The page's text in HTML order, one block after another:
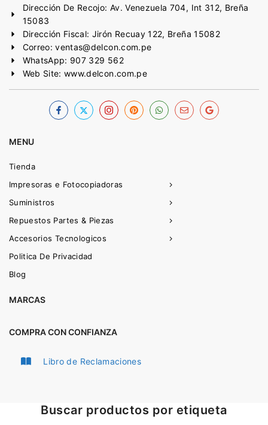
Dirección De Recojo: Av. Venezuela 704, Int 312, Breña
15083
Dirección Fiscal: Jirón Recuay 122, Breña 15082
Correo: ventas@delcon.com.pe
WhatsApp: 907 329 562
Web Site: www.delcon.com.pe
MENU
Tienda
Impresoras e Fotocopiadoras
Suministros
Repuestos Partes & Piezas
Accesorios Tecnologicos
Politica De Privacidad
Blog
MARCAS
COMPRA CON CONFIANZA
Libro de Reclamaciones
Buscar productos por etiqueta